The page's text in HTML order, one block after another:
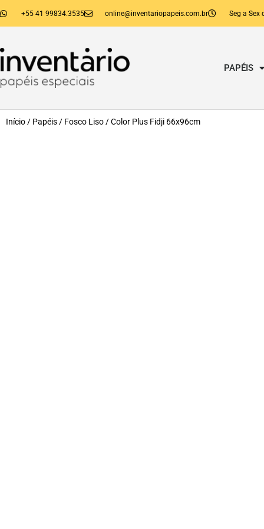
+55 41 99834.3535 online@inventariopapeis.com.br Seg a Sex
PAPÉIS
Início / Papéis / Fosco Liso / Color Plus Fidji 66x96cm